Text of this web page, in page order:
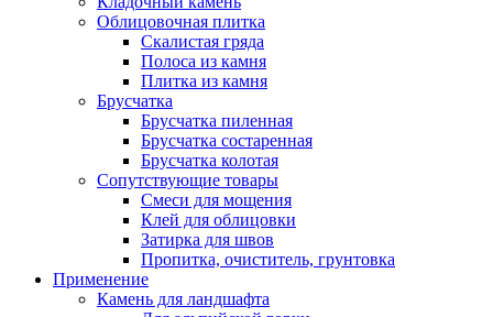
Облицовочная плитка
Скалистая гряда
Полоса из камня
Плитка из камня
Брусчатка
Брусчатка пиленная
Брусчатка состаренная
Брусчатка колотая
Сопутствующие товары
Смеси для мощения
Клей для облицовки
Затирка для швов
Пропитка, очиститель, грунтовка
Применение
Камень для ландшафта